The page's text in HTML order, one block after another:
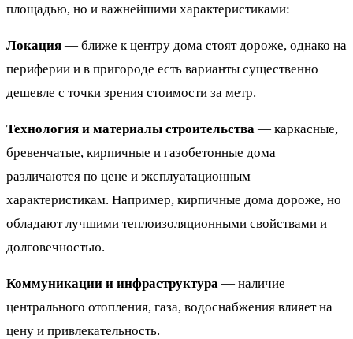
площадью, но и важнейшими характеристиками:
Локация — ближе к центру дома стоят дороже, однако на
периферии и в пригороде есть варианты существенно
дешевле с точки зрения стоимости за метр.
Технология и материалы строительства — каркасные,
бревенчатые, кирпичные и газобетонные дома
различаются по цене и эксплуатационным
характеристикам. Например, кирпичные дома дороже, но
обладают лучшими теплоизоляционными свойствами и
долговечностью.
Коммуникации и инфраструктура — наличие
центрального отопления, газа, водоснабжения влияет на
цену и привлекательность.